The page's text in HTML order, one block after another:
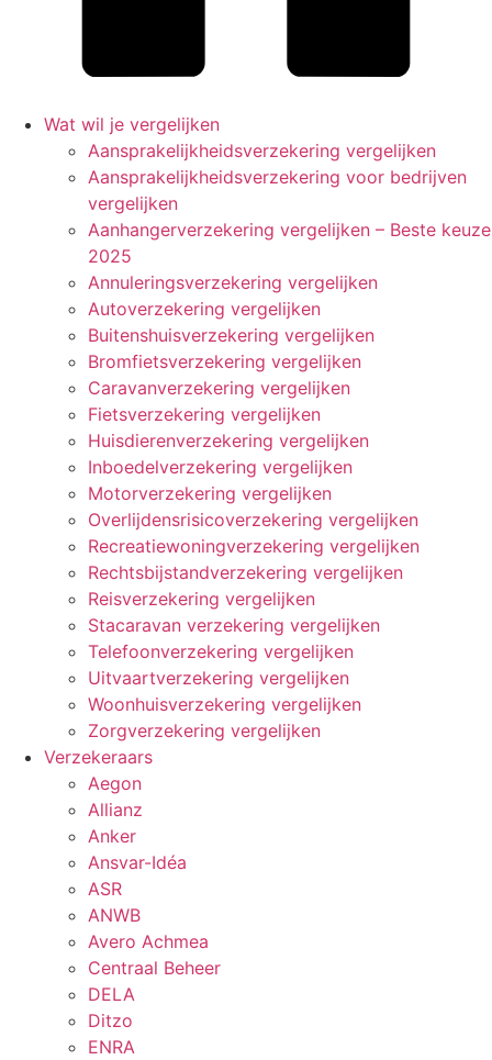
Wat wil je vergelijken
Aansprakelijkheidsverzekering vergelijken
Aansprakelijkheidsverzekering voor bedrijven
vergelijken
Aanhangerverzekering vergelijken – Beste keuze
2025
Annuleringsverzekering vergelijken
Autoverzekering vergelijken
Buitenshuisverzekering vergelijken
Bromfietsverzekering vergelijken
Caravanverzekering vergelijken
Fietsverzekering vergelijken
Huisdierenverzekering vergelijken
Inboedelverzekering vergelijken
Motorverzekering vergelijken
Overlijdensrisicoverzekering vergelijken
Recreatiewoningverzekering vergelijken
Rechtsbijstandverzekering vergelijken
Reisverzekering vergelijken
Stacaravan verzekering vergelijken
Telefoonverzekering vergelijken
Uitvaartverzekering vergelijken
Woonhuisverzekering vergelijken
Zorgverzekering vergelijken
Verzekeraars
Aegon
Allianz
Anker
Ansvar-Idéa
ASR
ANWB
Avero Achmea
Centraal Beheer
DELA
Ditzo
ENRA